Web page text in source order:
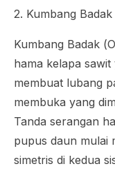
2. Kumbang Badak
Kumbang Badak (
hama kelapa
membuat lubang
membuka yang
Tanda serangan
pupus daun mulai
simetris di kedua